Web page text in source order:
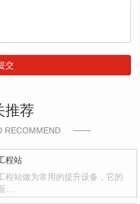
交
推荐
RECOMMEND
程站
程站做为常用的提升设备，它的
…